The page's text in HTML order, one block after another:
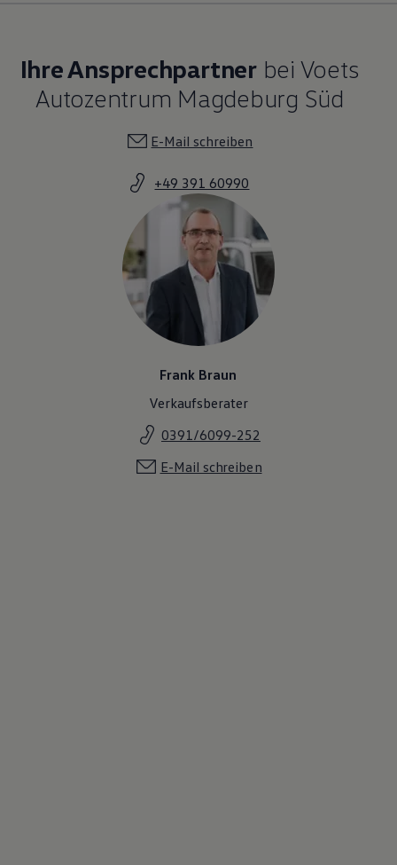
Ihre Ansprechpartnerbei Voets
Autozentrum Magdeburg Süd
E-Mail schreiben
+49 391 60990
Frank Braun
Verkaufsberater
0391/6099-252
E-Mail schreiben